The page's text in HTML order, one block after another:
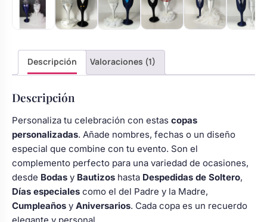
Descripción Valoraciones (1)
Descripción
Personaliza tu celebración con estas copas
personalizadas. Añade nombres, fechas o un diseño
especial que combine con tu evento. Son el
complemento perfecto para una variedad de ocasiones,
desde Bodas y Bautizos hasta Despedidas de Soltero,
Días especiales como el del Padre y la Madre,
Cumpleaños y Aniversarios. Cada copa es un recuerdo